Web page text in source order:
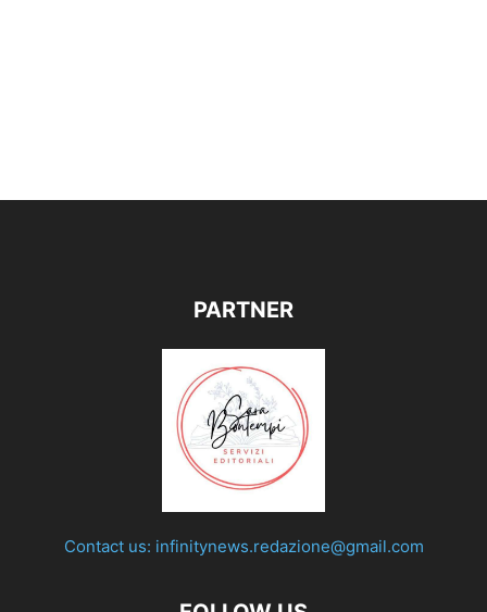
PARTNER
Contact us: infinitynews.redazione@gmail.com